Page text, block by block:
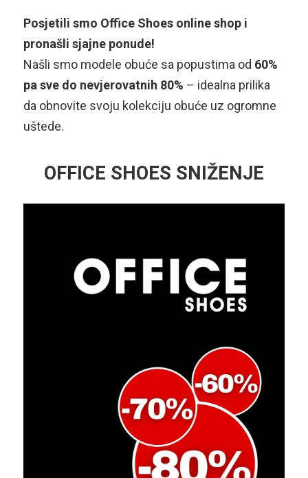
Posjetili smo Office Shoes online shop i
pronašli sjajne ponude!
Našli smo modele obuće sa popustima od 60%
pa sve do nevjerovatnih 80% – idealna prilika
da obnovite svoju kolekciju obuće uz ogromne
uštede.
OFFICE SHOES SNIŽENJE